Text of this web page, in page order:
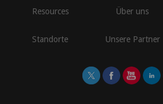
Resources Über uns
Standorte Unsere Partner